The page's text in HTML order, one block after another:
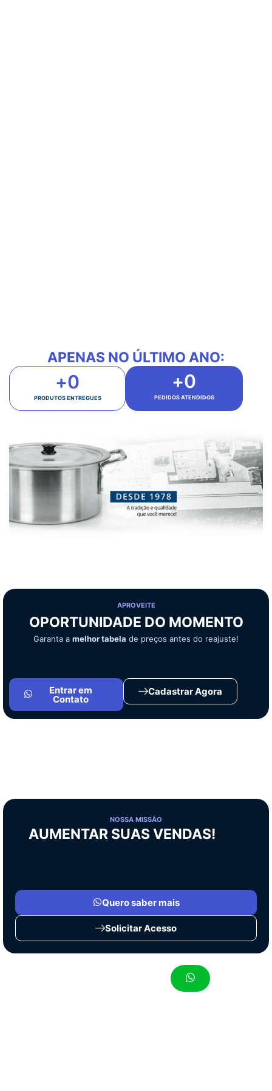
APENAS NO ÚLTIMO ANO:
+0
PRODUTOS ENTREGUES
+0
PEDIDOS ATENDIDOS
APROVEITE
OPORTUNIDADE DO MOMENTO
Garanta a melhor tabela de preços antes do reajuste!
Entrar em
Contato
Cadastrar Agora
NOSSA MISSÃO
AUMENTAR SUAS VENDAS!
Quero saber mais
Solicitar Acesso